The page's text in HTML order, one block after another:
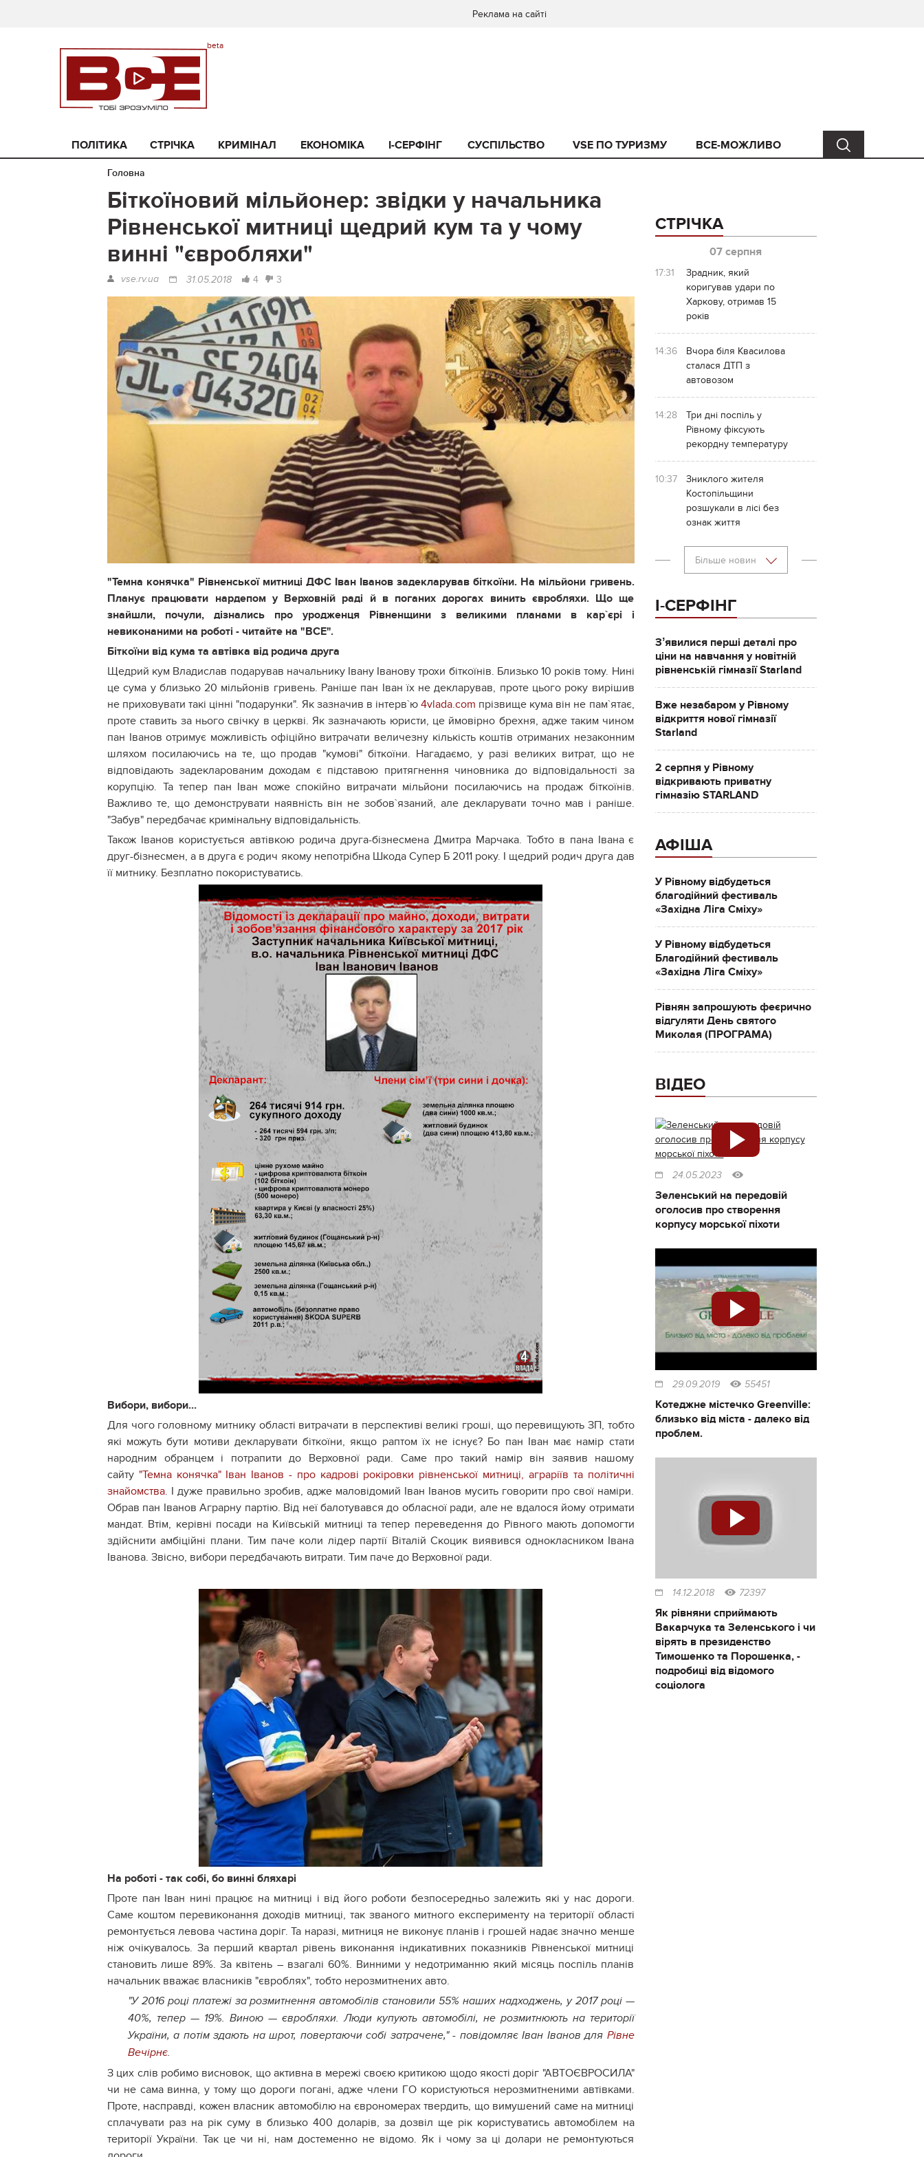
Реклама на сайті
ПОЛІТИКА СТРІЧКА КРИМІНАЛ ЕКОНОМІКА I-СЕРФІНГ СУСПІЛЬСТВО VSE ПО ТУРИЗМУ ВСЕ-МОЖЛИВО
Головна
Біткоїновий мільйонер: звідки у начальника
Рівненської митниці щедрий кум та у чому
винні "євробляхи"
vse.rv.ua 31.05.2018 4 3
"Темна конячка" Рівненської митниці ДФС Іван Іванов задекларував біткоїни. На мільйони гривень.
Планує працювати нардепом у Верховній раді й в поганих дорогах винить євробляхи. Що ще
знайшли, почули, дізнались про уродженця Рівненщини з великими планами в кар`єрі і
невиконаними на роботі - читайте на "ВСЕ".
Біткоїни від кума та автівка від родича друга
Щедрий кум Владислав подарував начальнику Івану Іванову трохи біткоїнів. Близько 10 років тому. Нині
це сума у близько 20 мільйонів гривень. Раніше пан Іван їх не декларував, проте цього року вирішив
не приховувати такі цінні "подарунки". Як зазначив в інтерв`ю 4vlada.com прізвище кума він не пам`ятає,
проте ставить за нього свічку в церкві. Як зазначають юристи, це ймовірно брехня, адже таким чином
пан Іванов отримує можливість офіційно витрачати величезну кількість коштів отриманих незаконним
шляхом посилаючись на те, що продав "кумові" біткоїни. Нагадаємо, у разі великих витрат, що не
відповідають задекларованим доходам є підставою притягнення чиновника до відповідальності за
корупцію. Та тепер пан Іван може спокійно витрачати мільйони посилаючись на продаж біткоїнів.
Важливо те, що демонструвати наявність він не зобов`язаний, але декларувати точно мав і раніше.
"Забув" передбачає кримінальну відповідальність.
Також Іванов користується автівкою родича друга-бізнесмена Дмитра Марчака. Тобто в пана Івана є
друг-бізнесмен, а в друга є родич якому непотрібна Шкода Супер Б 2011 року. І щедрий родич друга дав
її митнику. Безплатно покористуватись.
Вибори, вибори...
Для чого головному митнику області витрачати в перспективі великі гроші, що перевищують ЗП, тобто
які можуть бути мотиви декларувати біткоїни, якщо раптом їх не існує? Бо пан Іван має намір стати
народним обранцем і потрапити до Верховної ради. Саме про такий намір він заявив нашому
сайту "Темна конячка" Іван Іванов - про кадрові рокіровки рівненської митниці, аграріїв та політичні
знайомства. І дуже правильно зробив, адже маловідомий Іван Іванов мусить говорити про свої наміри.
Обрав пан Іванов Аграрну партію. Від неї балотувався до обласної ради, але не вдалося йому отримати
мандат. Втім, керівні посади на Київській митниці та тепер переведення до Рівного мають допомогти
здійснити амбіційні плани. Тим паче коли лідер партії Віталій Скоцик виявився однокласником Івана
Іванова. Звісно, вибори передбачають витрати. Тим паче до Верховної ради.
На роботі - так собі, бо винні бляхарі
Проте пан Іван нині працює на митниці і від його роботи безпосередньо залежить які у нас дороги.
Саме коштом перевиконання доходів митниці, так званого митного експерименту на території області
ремонтується левова частина доріг. Та наразі, митниця не виконує планів і грошей надає значно менше
ніж очікувалось. За перший квартал рівень виконання індикативних показників Рівненської митниці
становить лише 89%. За квітень – взагалі 60%. Винними у недотриманню який місяць поспіль планів
начальник вважає власників "євроблях", тобто нерозмитнених авто.
"У 2016 році платежі за розмитнення автомобілів становили 55% наших надходжень, у 2017 році —
40%, тепер — 19%. Виною — євробляхи. Люди купують автомобілі, не розмитнюють на території
України, а потім здають на шрот, повертаючи собі затрачене," - повідомляє Іван Іванов для Рівне
Вечірнє.
З цих слів робимо висновок, що активна в мережі своєю критикою щодо якості доріг "АВТОЄВРОСИЛА"
чи не сама винна, у тому що дороги погані, адже члени ГО користуються нерозмитненими автівками.
Проте, насправді, кожен власник автомобілю на єврономерах твердить, що вимушений саме на митниці
сплачувати раз на рік суму в близько 400 доларів, за дозвіл ще рік користуватись автомобілем на
території України. Так це чи ні, нам достеменно не відомо. Як і чому за ці долари не ремонтуються
СТРІЧКА
07 серпня
17:31
Зрадник, який
коригував удари по
Харкову, отримав 15
років
14:36
Вчора біля Квасилова
сталася ДТП з
автовозом
14:28
Три дні поспіль у
Рівному фіксують
рекордну температуру
10:37
Зниклого жителя
Костопільщини
розшукали в лісі без
ознак життя
Більше новин
І-СЕРФІНГ
Зʼявилися перші деталі про
ціни на навчання у новітній
рівненській гімназії Starland
Вже незабаром у Рівному
відкриття нової гімназії
Starland
2 серпня у Рівному
відкривають приватну
гімназію STARLAND
АФІША
У Рівному відбудеться
благодійний фестиваль
«Західна Ліга Сміху»
У Рівному відбудеться
Благодійний фестиваль
«Західна Ліга Сміху»
Рівнян запрошують феєрично
відгуляти День святого
Миколая (ПРОГРАМА)
ВІДЕО
24.05.2023
Зеленський на передовій
оголосив про створення
корпусу морської піхоти
29.09.2019 55451
Котеджне містечко Greenville:
близько від міста - далеко від
проблем.
14.12.2018 72397
Як рівняни сприймають
Вакарчука та Зеленського і чи
вірять в президенство
Тимошенко та Порошенка, -
подробиці від відомого
соціолога